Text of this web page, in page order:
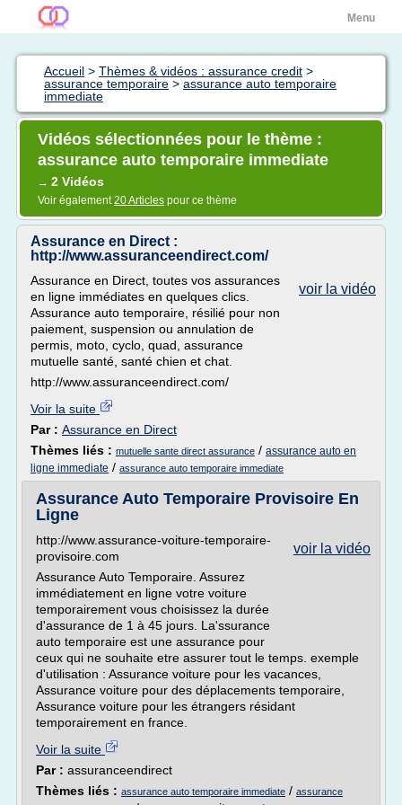
Menu
Accueil > Thèmes & vidéos : assurance credit >
assurance temporaire > assurance auto temporaire
immediate
Vidéos sélectionnées pour le thème :
assurance auto temporaire immediate
→ 2 Vidéos
Voir également20 Articles pour ce thème
Assurance en Direct :
http://www.assuranceendirect.com/
voir la vidéo
Assurance en Direct, toutes vos assurances
en ligne immédiates en quelques clics.
Assurance auto temporaire, résilié pour non
paiement, suspension ou annulation de
permis, moto, cyclo, quad, assurance
mutuelle santé, santé chien et chat.
http://www.assuranceendirect.com/
Voir la suite
Par : Assurance en Direct
Thèmes liés : mutuelle sante direct assurance / assurance auto en
ligne immediate / assurance auto temporaire immediate
Assurance Auto Temporaire Provisoire En
Ligne
voir la vidéo
http://www.assurance-voiture-temporaire-
provisoire.com
Assurance Auto Temporaire. Assurez
immédiatement en ligne votre voiture
temporairement vous choisissez la durée
d'assurance de 1 à 45 jours. La'ssurance
auto temporaire est une assurance pour
ceux qui ne souhaite etre assurer tout le temps. exemple
d'utilisation : Assurance voiture pour les vacances,
Assurance voiture pour des déplacements temporaire,
Assurance voiture pour les étrangers résidant
temporairement en france.
Voir la suite
Par : assuranceendirect
Thèmes liés : assurance auto temporaire immediate / assurance